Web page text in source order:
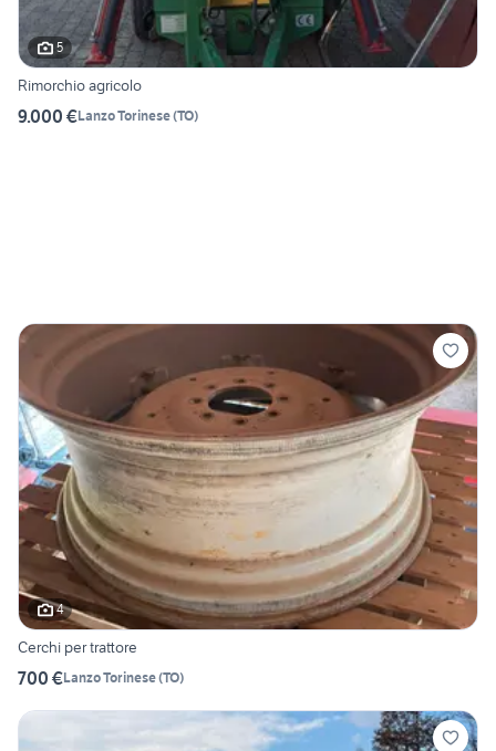
5
Rimorchio agricolo
9.000 €Lanzo Torinese(TO)
4
Cerchi per trattore
700 €Lanzo Torinese(TO)